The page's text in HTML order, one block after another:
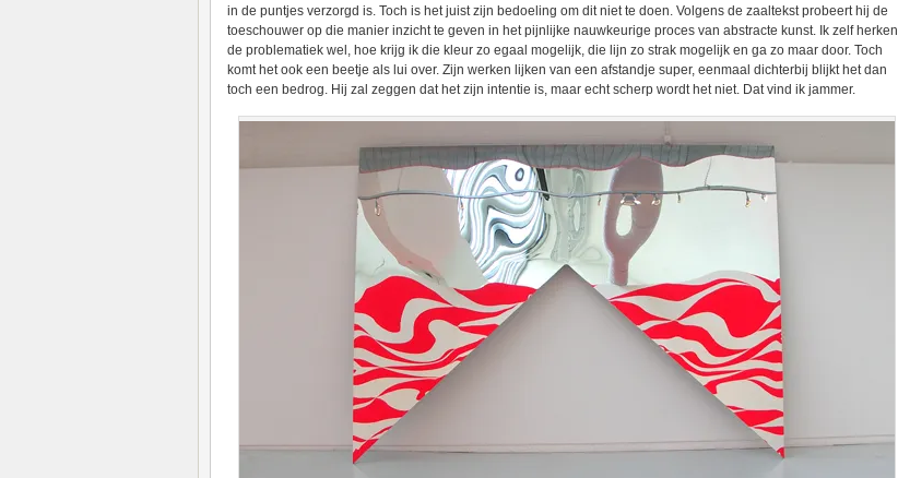
in de puntjes verzorgd is. Toch is het juist zijn bedoeling om dit niet te doen. Volgens de zaaltekst probeert hij de
toeschouwer op die manier inzicht te geven in het pijnlijke nauwkeurige proces van abstracte kunst. Ik zelf herken
de problematiek wel, hoe krijg ik die kleur zo egaal mogelijk, die lijn zo strak mogelijk en ga zo maar door. Toch
komt het ook een beetje als lui over. Zijn werken lijken van een afstandje super, eenmaal dichterbij blijkt het dan
toch een bedrog. Hij zal zeggen dat het zijn intentie is, maar echt scherp wordt het niet. Dat vind ik jammer.